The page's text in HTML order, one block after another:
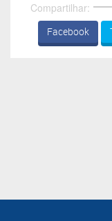
Compartilhar:
Facebook